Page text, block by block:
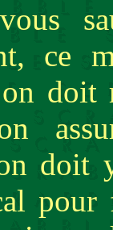
ce
doit
doit
pour